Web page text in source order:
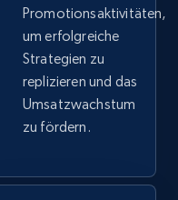
Jetzt anfangen
shop products
Currency, Initial
and more.
Promotionsaktivitäten,
um erfolgreiche
Strategien zu
replizieren und das
Umsatzwachstum
zu fördern.